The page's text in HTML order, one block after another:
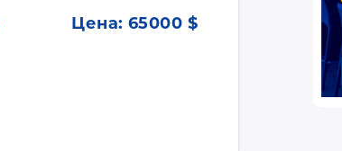
Цена: 65000 $